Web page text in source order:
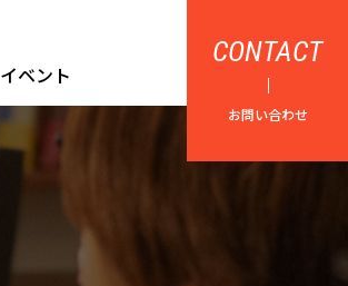
イベント
CONTACT
お問い合わせ